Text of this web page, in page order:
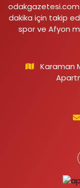
dakika için takip
spor ve Afyon
Karaman